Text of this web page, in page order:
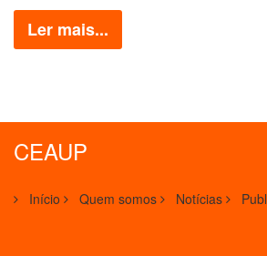
Ler mais...
CEAUP
Início Quem somos Notícias